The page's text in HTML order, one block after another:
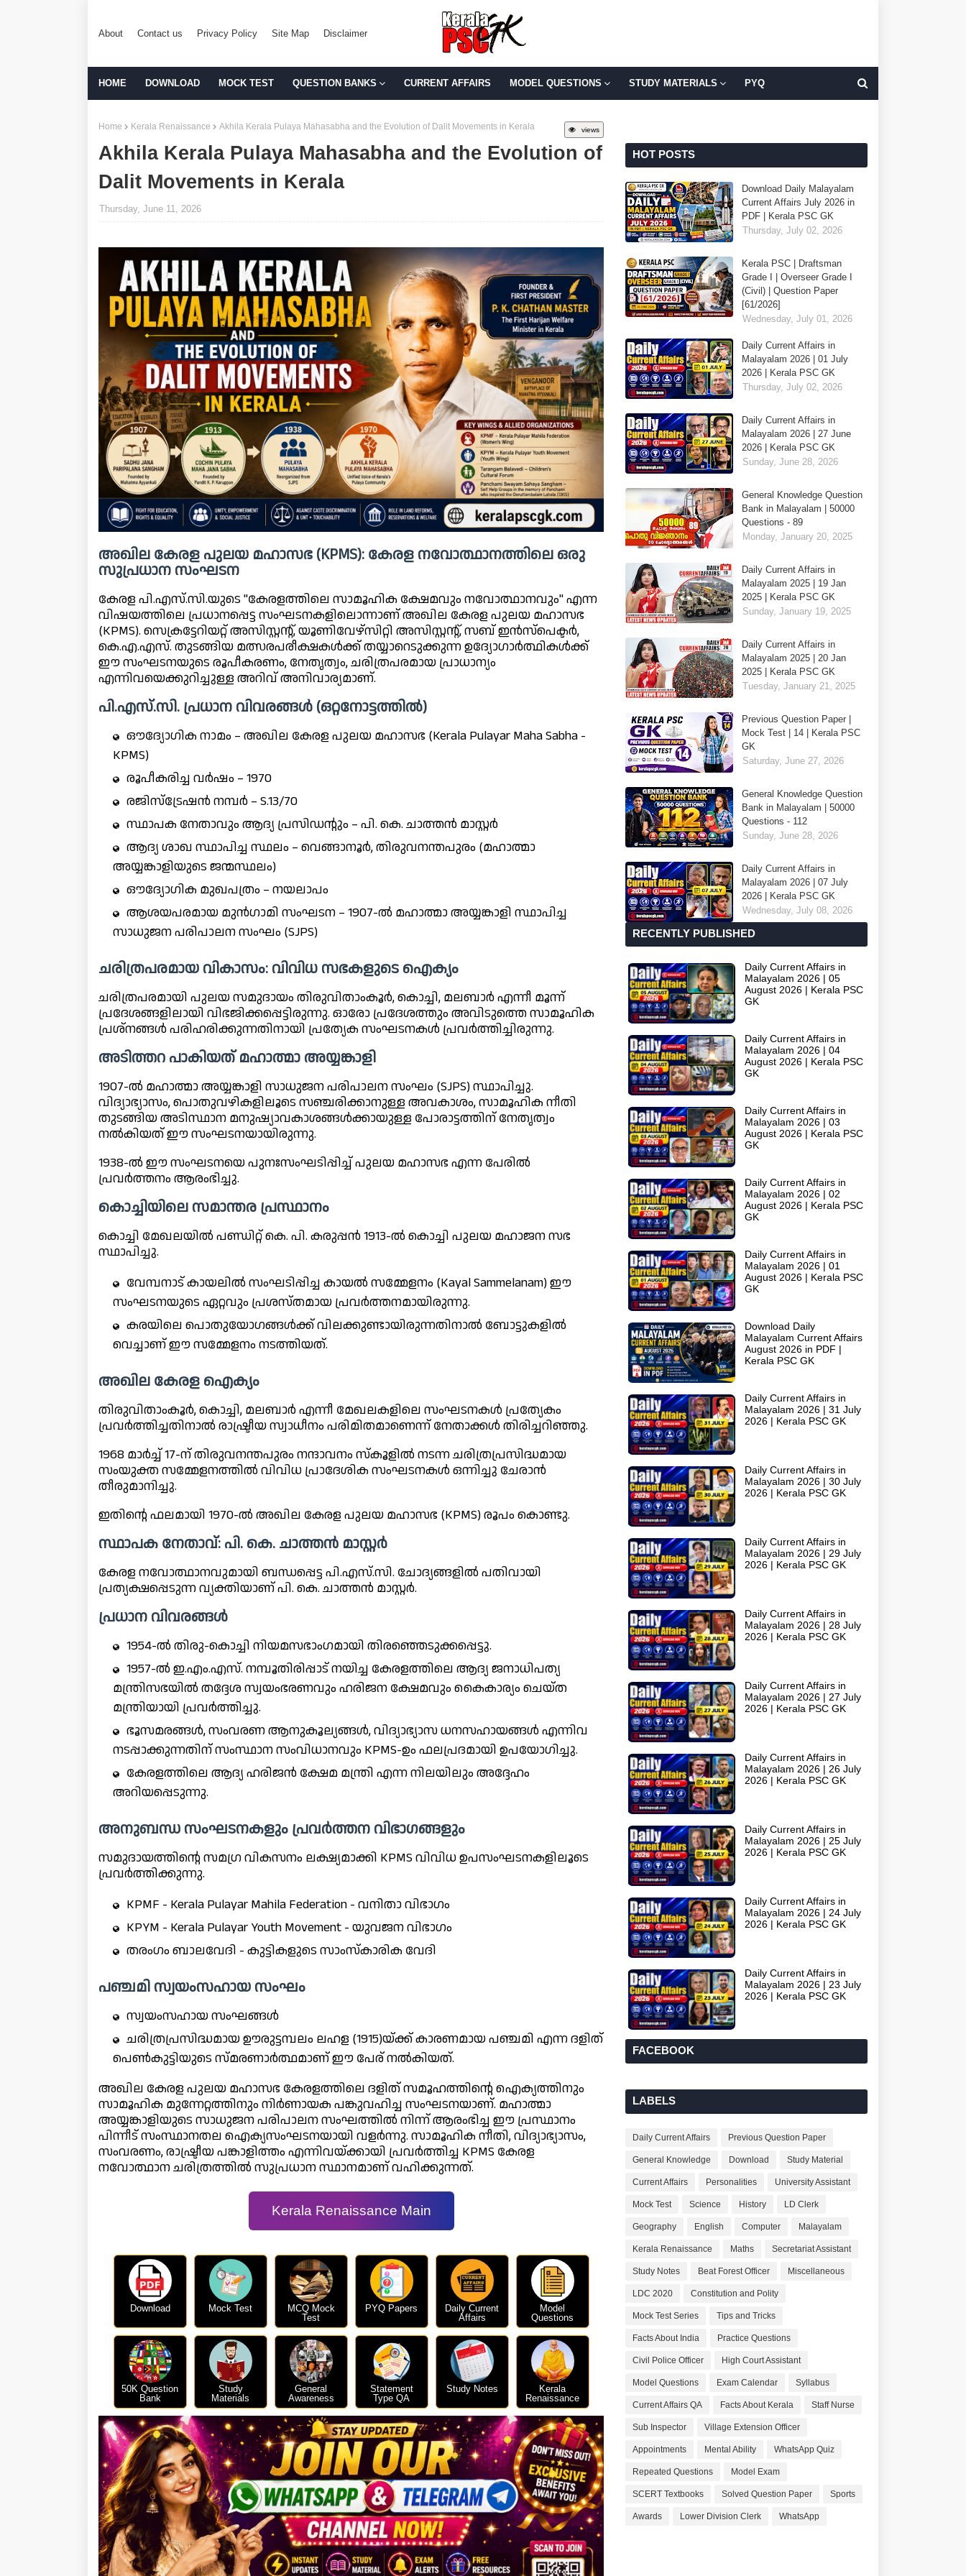
About Contact us Privacy Policy Site Map Disclaimer
HOME DOWNLOAD MOCK TEST QUESTION BANKS CURRENT AFFAIRS MODEL QUESTIONS STUDY MATERIALS PYQ
views
Home Kerala Renaissance Akhila Kerala Pulaya Mahasabha and the Evolution of Dalit Movements in Kerala
Akhila Kerala Pulaya Mahasabha and the Evolution of
Dalit Movements in Kerala
Thursday, June 11, 2026
അഖില കേരള പുലയ മഹാസഭ (KPMS): കേരള നവോത്ഥാനത്തിലെ ഒരു
സുപ്രധാന സംഘടന
കേരള പി.എസ്.സി.യുടെ "കേരളത്തിലെ സാമൂഹിക ക്ഷേമവും നവോത്ഥാനവും" എന്ന
വിഷയത്തിലെ പ്രധാനപ്പെട്ട സംഘടനകളിലൊന്നാണ് അഖില കേരള പുലയ മഹാസഭ
(KPMS). സെക്രട്ടേറിയറ്റ് അസിസ്റ്റന്റ്, യൂണിവേഴ്സിറ്റി അസിസ്റ്റന്റ്, സബ് ഇൻസ്പെക്ടർ,
കെ.എ.എസ്. തുടങ്ങിയ മത്സരപരീക്ഷകൾക്ക് തയ്യാറെടുക്കുന്ന ഉദ്യോഗാർത്ഥികൾക്ക്
ഈ സംഘടനയുടെ രൂപീകരണം, നേതൃത്വം, ചരിത്രപരമായ പ്രാധാന്യം
എന്നിവയെക്കുറിച്ചുള്ള അറിവ് അനിവാര്യമാണ്.
പി.എസ്.സി. പ്രധാന വിവരങ്ങൾ (ഒറ്റനോട്ടത്തിൽ)
ഔദ്യോഗിക നാമം – അഖില കേരള പുലയ മഹാസഭ (Kerala Pulayar Maha Sabha -
KPMS)
രൂപീകരിച്ച വർഷം – 1970
രജിസ്ട്രേഷൻ നമ്പർ – S.13/70
സ്ഥാപക നേതാവും ആദ്യ പ്രസിഡന്റും – പി. കെ. ചാത്തൻ മാസ്റ്റർ
ആദ്യ ശാഖ സ്ഥാപിച്ച സ്ഥലം – വെങ്ങാനൂർ, തിരുവനന്തപുരം (മഹാത്മാ
അയ്യങ്കാളിയുടെ ജന്മസ്ഥലം)
ഔദ്യോഗിക മുഖപത്രം – നയലാപം
ആശയപരമായ മുൻഗാമി സംഘടന – 1907-ൽ മഹാത്മാ അയ്യങ്കാളി സ്ഥാപിച്ച
സാധുജന പരിപാലന സംഘം (SJPS)
ചരിത്രപരമായ വികാസം: വിവിധ സഭകളുടെ ഐക്യം
ചരിത്രപരമായി പുലയ സമുദായം തിരുവിതാംകൂർ, കൊച്ചി, മലബാർ എന്നീ മൂന്ന്
പ്രദേശങ്ങളിലായി വിഭജിക്കപ്പെട്ടിരുന്നു. ഓരോ പ്രദേശത്തും അവിടുത്തെ സാമൂഹിക
പ്രശ്നങ്ങൾ പരിഹരിക്കുന്നതിനായി പ്രത്യേക സംഘടനകൾ പ്രവർത്തിച്ചിരുന്നു.
അടിത്തറ പാകിയത് മഹാത്മാ അയ്യങ്കാളി
1907-ൽ മഹാത്മാ അയ്യങ്കാളി സാധുജന പരിപാലന സംഘം (SJPS) സ്ഥാപിച്ചു.
വിദ്യാഭ്യാസം, പൊതുവഴികളിലൂടെ സഞ്ചരിക്കാനുള്ള അവകാശം, സാമൂഹിക നീതി
തുടങ്ങിയ അടിസ്ഥാന മനുഷ്യാവകാശങ്ങൾക്കായുള്ള പോരാട്ടത്തിന് നേതൃത്വം
നൽകിയത് ഈ സംഘടനയായിരുന്നു.
1938-ൽ ഈ സംഘടനയെ പുനഃസംഘടിപ്പിച്ച് പുലയ മഹാസഭ എന്ന പേരിൽ
പ്രവർത്തനം ആരംഭിച്ചു.
കൊച്ചിയിലെ സമാന്തര പ്രസ്ഥാനം
കൊച്ചി മേഖലയിൽ പണ്ഡിറ്റ് കെ. പി. കരുപ്പൻ 1913-ൽ കൊച്ചി പുലയ മഹാജന സഭ
സ്ഥാപിച്ചു.
വേമ്പനാട് കായലിൽ സംഘടിപ്പിച്ച കായൽ സമ്മേളനം (Kayal Sammelanam) ഈ
സംഘടനയുടെ ഏറ്റവും പ്രശസ്തമായ പ്രവർത്തനമായിരുന്നു.
കരയിലെ പൊതുയോഗങ്ങൾക്ക് വിലക്കുണ്ടായിരുന്നതിനാൽ ബോട്ടുകളിൽ
വെച്ചാണ് ഈ സമ്മേളനം നടത്തിയത്.
അഖില കേരള ഐക്യം
തിരുവിതാംകൂർ, കൊച്ചി, മലബാർ എന്നീ മേഖലകളിലെ സംഘടനകൾ പ്രത്യേകം
പ്രവർത്തിച്ചതിനാൽ രാഷ്ട്രീയ സ്വാധീനം പരിമിതമാണെന്ന് നേതാക്കൾ തിരിച്ചറിഞ്ഞു.
1968 മാർച്ച് 17-ന് തിരുവനന്തപുരം നന്ദാവനം സ്കൂളിൽ നടന്ന ചരിത്രപ്രസിദ്ധമായ
സംയുക്ത സമ്മേളനത്തിൽ വിവിധ പ്രാദേശിക സംഘടനകൾ ഒന്നിച്ചു ചേരാൻ
തീരുമാനിച്ചു.
ഇതിന്റെ ഫലമായി 1970-ൽ അഖില കേരള പുലയ മഹാസഭ (KPMS) രൂപം കൊണ്ടു.
സ്ഥാപക നേതാവ്: പി. കെ. ചാത്തൻ മാസ്റ്റർ
കേരള നവോത്ഥാനവുമായി ബന്ധപ്പെട്ട പി.എസ്.സി. ചോദ്യങ്ങളിൽ പതിവായി
പ്രത്യക്ഷപ്പെടുന്ന വ്യക്തിയാണ് പി. കെ. ചാത്തൻ മാസ്റ്റർ.
പ്രധാന വിവരങ്ങൾ
1954-ൽ തിരു-കൊച്ചി നിയമസഭാംഗമായി തിരഞ്ഞെടുക്കപ്പെട്ടു.
1957-ൽ ഇ.എം.എസ്. നമ്പൂതിരിപ്പാട് നയിച്ച കേരളത്തിലെ ആദ്യ ജനാധിപത്യ
മന്ത്രിസഭയിൽ തദ്ദേശ സ്വയംഭരണവും ഹരിജന ക്ഷേമവും കൈകാര്യം ചെയ്ത
മന്ത്രിയായി പ്രവർത്തിച്ചു.
ഭൂസമരങ്ങൾ, സംവരണ ആനുകൂല്യങ്ങൾ, വിദ്യാഭ്യാസ ധനസഹായങ്ങൾ എന്നിവ
നടപ്പാക്കുന്നതിന് സംസ്ഥാന സംവിധാനവും KPMS-ഉം ഫലപ്രദമായി ഉപയോഗിച്ചു.
കേരളത്തിലെ ആദ്യ ഹരിജൻ ക്ഷേമ മന്ത്രി എന്ന നിലയിലും അദ്ദേഹം
അറിയപ്പെടുന്നു.
അനുബന്ധ സംഘടനകളും പ്രവർത്തന വിഭാഗങ്ങളും
സമുദായത്തിന്റെ സമഗ്ര വികസനം ലക്ഷ്യമാക്കി KPMS വിവിധ ഉപസംഘടനകളിലൂടെ
പ്രവർത്തിക്കുന്നു.
KPMF - Kerala Pulayar Mahila Federation - വനിതാ വിഭാഗം
KPYM - Kerala Pulayar Youth Movement - യുവജന വിഭാഗം
തരംഗം ബാലവേദി - കുട്ടികളുടെ സാംസ്കാരിക വേദി
പഞ്ചമി സ്വയംസഹായ സംഘം
സ്വയംസഹായ സംഘങ്ങൾ
ചരിത്രപ്രസിദ്ധമായ ഊരുട്ടമ്പലം ലഹള (1915)യ്ക്ക് കാരണമായ പഞ്ചമി എന്ന ദളിത്
പെൺകുട്ടിയുടെ സ്മരണാർത്ഥമാണ് ഈ പേര് നൽകിയത്.
അഖില കേരള പുലയ മഹാസഭ കേരളത്തിലെ ദളിത് സമൂഹത്തിന്റെ ഐക്യത്തിനും
സാമൂഹിക മുന്നേറ്റത്തിനും നിർണായക പങ്കുവഹിച്ച സംഘടനയാണ്. മഹാത്മാ
അയ്യങ്കാളിയുടെ സാധുജന പരിപാലന സംഘത്തിൽ നിന്ന് ആരംഭിച്ച ഈ പ്രസ്ഥാനം
പിന്നീട് സംസ്ഥാനതല ഐക്യസംഘടനയായി വളർന്നു. സാമൂഹിക നീതി, വിദ്യാഭ്യാസം,
സംവരണം, രാഷ്ട്രീയ പങ്കാളിത്തം എന്നിവയ്ക്കായി പ്രവർത്തിച്ച KPMS കേരള
നവോത്ഥാന ചരിത്രത്തിൽ സുപ്രധാന സ്ഥാനമാണ് വഹിക്കുന്നത്.
Kerala Renaissance Main
Download Mock Test
MCQ Mock
Test
PYQ Papers
Daily Current
Affairs
Model
Questions
50K Question
Bank
Study
Materials
General
Awareness
Statement
Type QA
Study Notes
Kerala
Renaissance
HOT POSTS
Download Daily Malayalam
Current Affairs July 2026 in
PDF | Kerala PSC GK
Thursday, July 02, 2026
Kerala PSC | Draftsman
Grade I | Overseer Grade I
(Civil) | Question Paper
[61/2026]
Wednesday, July 01, 2026
Daily Current Affairs in
Malayalam 2026 | 01 July
2026 | Kerala PSC GK
Thursday, July 02, 2026
Daily Current Affairs in
Malayalam 2026 | 27 June
2026 | Kerala PSC GK
Sunday, June 28, 2026
General Knowledge Question
Bank in Malayalam | 50000
Questions - 89
Monday, January 20, 2025
Daily Current Affairs in
Malayalam 2025 | 19 Jan
2025 | Kerala PSC GK
Sunday, January 19, 2025
Daily Current Affairs in
Malayalam 2025 | 20 Jan
2025 | Kerala PSC GK
Tuesday, January 21, 2025
Previous Question Paper |
Mock Test | 14 | Kerala PSC
GK
Saturday, June 27, 2026
General Knowledge Question
Bank in Malayalam | 50000
Questions - 112
Sunday, June 28, 2026
Daily Current Affairs in
Malayalam 2026 | 07 July
2026 | Kerala PSC GK
Wednesday, July 08, 2026
RECENTLY PUBLISHED
Daily Current Affairs in
Malayalam 2026 | 05
August 2026 | Kerala PSC
GK
Daily Current Affairs in
Malayalam 2026 | 04
August 2026 | Kerala PSC
GK
Daily Current Affairs in
Malayalam 2026 | 03
August 2026 | Kerala PSC
GK
Daily Current Affairs in
Malayalam 2026 | 02
August 2026 | Kerala PSC
GK
Daily Current Affairs in
Malayalam 2026 | 01
August 2026 | Kerala PSC
GK
Download Daily
Malayalam Current Affairs
August 2026 in PDF |
Kerala PSC GK
Daily Current Affairs in
Malayalam 2026 | 31 July
2026 | Kerala PSC GK
Daily Current Affairs in
Malayalam 2026 | 30 July
2026 | Kerala PSC GK
Daily Current Affairs in
Malayalam 2026 | 29 July
2026 | Kerala PSC GK
Daily Current Affairs in
Malayalam 2026 | 28 July
2026 | Kerala PSC GK
Daily Current Affairs in
Malayalam 2026 | 27 July
2026 | Kerala PSC GK
Daily Current Affairs in
Malayalam 2026 | 26 July
2026 | Kerala PSC GK
Daily Current Affairs in
Malayalam 2026 | 25 July
2026 | Kerala PSC GK
Daily Current Affairs in
Malayalam 2026 | 24 July
2026 | Kerala PSC GK
Daily Current Affairs in
Malayalam 2026 | 23 July
2026 | Kerala PSC GK
FACEBOOK
LABELS
Daily Current Affairs Previous Question Paper
General Knowledge Download Study Material
Current Affairs Personalities University Assistant
Mock Test Science History LD Clerk
Geography English Computer Malayalam
Kerala Renaissance Maths Secretariat Assistant
Study Notes Beat Forest Officer Miscellaneous
LDC 2020 Constitution and Polity
Mock Test Series Tips and Tricks
Facts About India Practice Questions
Civil Police Officer High Court Assistant
Model Questions Exam Calendar Syllabus
Current Affairs QA Facts About Kerala Staff Nurse
Sub Inspector Village Extension Officer
Appointments Mental Ability WhatsApp Quiz
Repeated Questions Model Exam
SCERT Textbooks Solved Question Paper Sports
Awards Lower Division Clerk WhatsApp